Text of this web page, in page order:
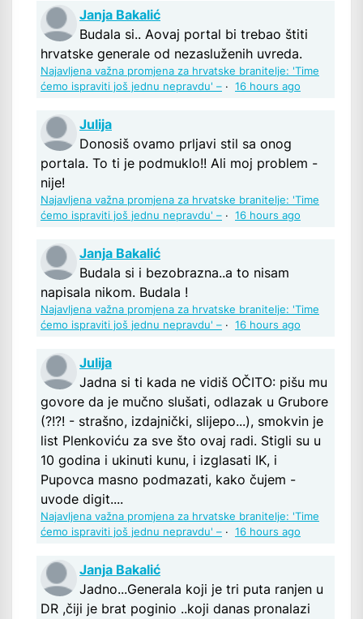
Janja Bakalić
Budala si.. Aovaj portal bi trebao štiti
hrvatske generale od nezasluženih uvreda.
Najavljena važna promjena za hrvatske branitelje: 'Time
ćemo ispraviti još jednu nepravdu' – · 16 hours ago
Julija
Donosiš ovamo prljavi stil sa onog
portala. To ti je podmuklo!! Ali moj problem -
nije!
Najavljena važna promjena za hrvatske branitelje: 'Time
ćemo ispraviti još jednu nepravdu' – · 16 hours ago
Janja Bakalić
Budala si i bezobrazna..a to nisam
napisala nikom. Budala !
Najavljena važna promjena za hrvatske branitelje: 'Time
ćemo ispraviti još jednu nepravdu' – · 16 hours ago
Julija
Jadna si ti kada ne vidiš OČITO: pišu mu
govore da je mučno slušati, odlazak u Grubore
(?!?! - strašno, izdajnički, slijepo...), smokvin je
list Plenkoviću za sve što ovaj radi. Stigli su u
10 godina i ukinuti kunu, i izglasati IK, i
Pupovca masno podmazati, kako čujem -
uvode digit....
Najavljena važna promjena za hrvatske branitelje: 'Time
ćemo ispraviti još jednu nepravdu' – · 16 hours ago
Janja Bakalić
Jadno...Generala koji je tri puta ranjen u
DR ,čiji je brat poginio ..koji danas pronalazi